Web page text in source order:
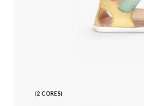
(2 CORES)